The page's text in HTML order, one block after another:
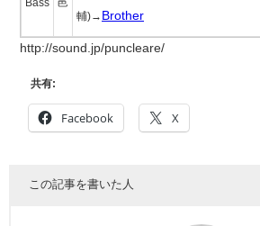
Bass 邑
輔)→ Brother
http://sound.jp/puncleare/
共有:
Facebook X
この記事を書いた人